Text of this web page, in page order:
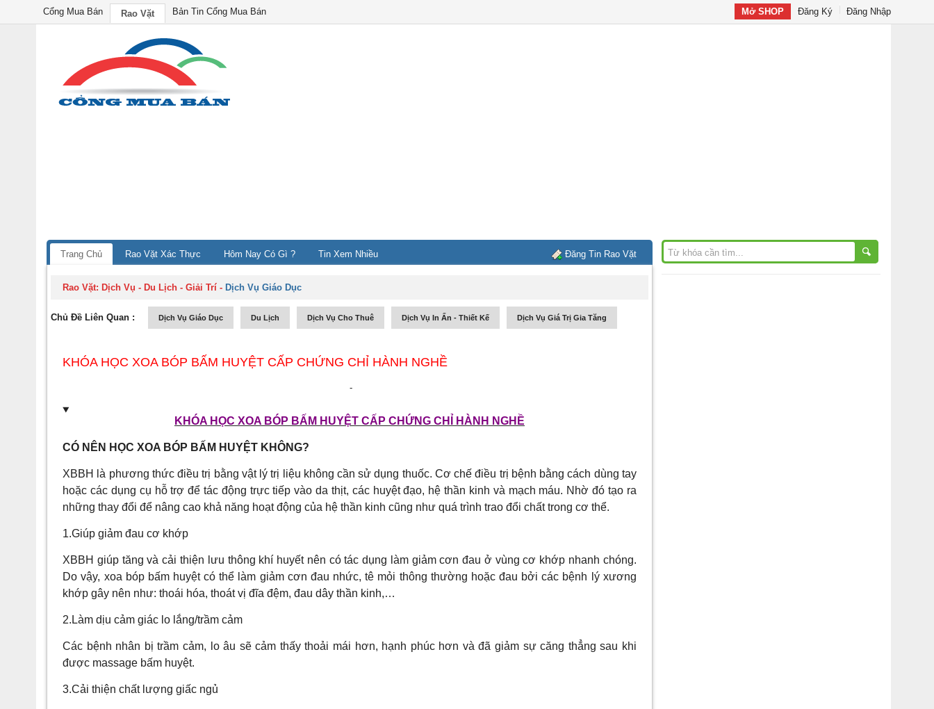
Cổng Mua Bán Rao Vặt Bản Tin Cổng Mua Bán Mở SHOP Đăng Ký Đăng Nhập
Trang Chủ Rao Vặt Xác Thực Hôm Nay Có Gì ? Tin Xem Nhiều Đăng Tin Rao Vặt
Rao Vặt: Dịch Vụ - Du Lịch - Giải Trí - Dịch Vụ Giáo Dục
Chủ Đề Liên Quan : Dịch Vụ Giáo Dục Du Lịch Dịch Vụ Cho Thuê Dịch Vụ In Ấn - Thiết Kế Dịch Vụ Giá Trị Gia Tăng
KHÓA HỌC XOA BÓP BẤM HUYỆT CẤP CHỨNG CHỈ HÀNH NGHỀ
-
KHÓA HỌC XOA BÓP BẤM HUYỆT CẤP CHỨNG CHỈ HÀNH NGHỀ
CÓ NÊN HỌC XOA BÓP BẤM HUYỆT KHÔNG?
XBBH là phương thức điều trị bằng vật lý trị liệu không cần sử dụng thuốc. Cơ chế điều trị bệnh bằng cách dùng tay
hoặc các dụng cụ hỗ trợ để tác động trực tiếp vào da thịt, các huyệt đạo, hệ thần kinh và mạch máu. Nhờ đó tạo ra
những thay đổi để nâng cao khả năng hoạt động của hệ thần kinh cũng như quá trình trao đổi chất trong cơ thể.
1.Giúp giảm đau cơ khớp
XBBH giúp tăng và cải thiện lưu thông khí huyết nên có tác dụng làm giảm cơn đau ở vùng cơ khớp nhanh chóng.
Do vậy, xoa bóp bấm huyệt có thể làm giảm cơn đau nhức, tê mỏi thông thường hoặc đau bởi các bệnh lý xương
khớp gây nên như: thoái hóa, thoát vị đĩa đệm, đau dây thần kinh,…
2.Làm dịu cảm giác lo lắng/trầm cảm
Các bệnh nhân bị trầm cảm, lo âu sẽ cảm thấy thoải mái hơn, hạnh phúc hơn và đã giảm sự căng thẳng sau khi
được massage bấm huyệt.
3.Cải thiện chất lượng giấc ngủ